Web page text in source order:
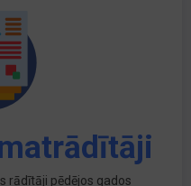
rādītāji pēdējos gados